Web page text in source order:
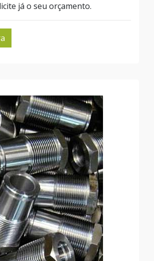
já o seu orçamento.